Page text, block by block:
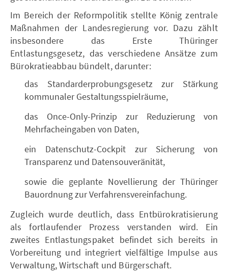
Im Bereich der Reformpolitik stellte König zentrale
Maßnahmen der Landesregierung vor. Dazu zählt
insbesondere das Erste Thüringer
Entlastungsgesetz, das verschiedene Ansätze zum
Bürokratieabbau bündelt, darunter:
das Standarderprobungsgesetz zur Stärkung
kommunaler Gestaltungsspielräume,
das Once-Only-Prinzip zur Reduzierung von
Mehrfacheingaben von Daten,
ein Datenschutz-Cockpit zur Sicherung von
Transparenz und Datensouveränität,
sowie die geplante Novellierung der Thüringer
Bauordnung zur Verfahrensvereinfachung.
Zugleich wurde deutlich, dass Entbürokratisierung
als fortlaufender Prozess verstanden wird. Ein
zweites Entlastungspaket befindet sich bereits in
Vorbereitung und integriert vielfältige Impulse aus
Verwaltung, Wirtschaft und Bürgerschaft.